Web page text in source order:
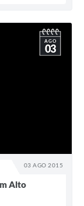
03 AGO 2015
AGO
03
Alto